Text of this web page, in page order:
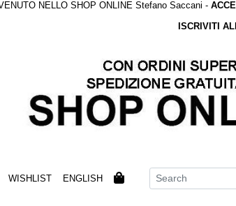
NELLO SHOP ONLINE Stefano Saccani -
ISCRIVITI
WISHLIST ENGLISH